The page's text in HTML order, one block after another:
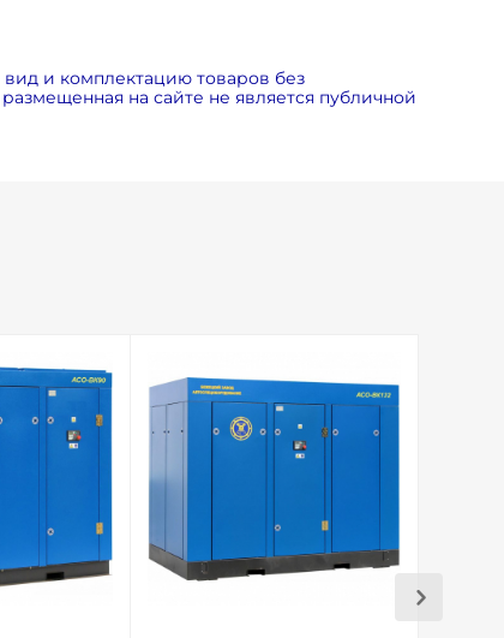
и комплектацию товаров без
на сайте не является публичной